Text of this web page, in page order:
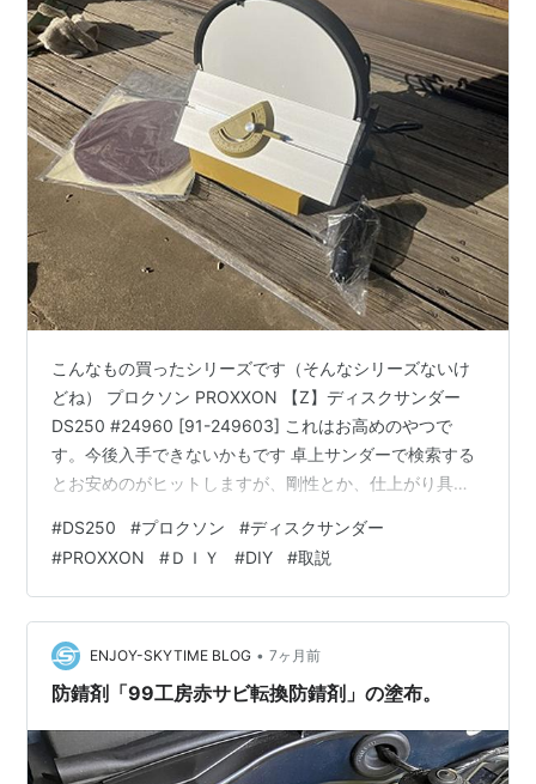
こんなもの買ったシリーズです（そんなシリーズないけ
どね） プロクソン PROXXON 【Z】ディスクサンダー
DS250 #24960 [91-249603] これはお高めのやつで
す。今後入手できないかもです 卓上サンダーで検索する
とお安めのがヒットしますが、剛性とか、仕上がり具合
あるので、 熟慮の結果これにしました 奥さん！すごいで
す、ギリの箱に入ってやってきました 取説も無く 化粧箱
の側面に印刷されています（英語だけどね） 丸い紙ヤス
リ（ディスクサンダー）、例の角度を作るやつ、集塵用
のパイプ、 奥さん！大変です。Ｌ型レンチが付属されて
いないみ…
#DS250 #プロクソン #ディスクサンダー
#PROXXON #ＤＩＹ #DIY #取説
ENJOY-SKYTIME BLOG • 7ヶ月前
防錆剤「99工房赤サビ転換防錆剤」の塗布。